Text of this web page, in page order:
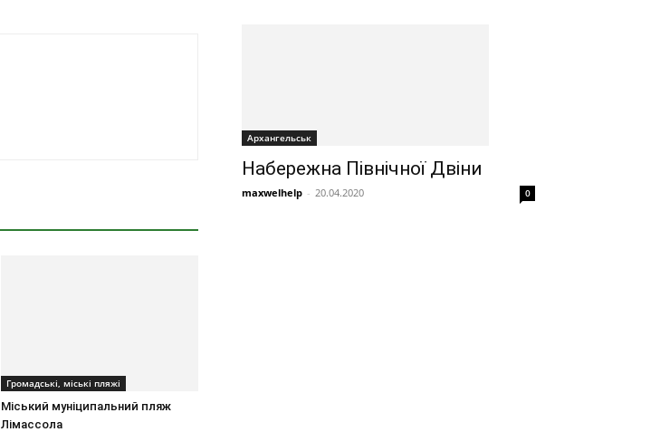
Громадські, міські пляжі
Міський муніципальний пляж
Лімассола
Архангельськ
Набережна Північної Двіни
maxwelhelp - 20.04.2020 0